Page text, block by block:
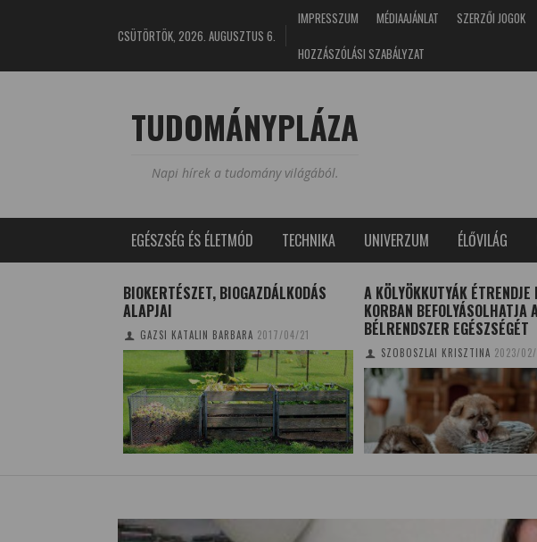
CSÜTÖRTÖK, 2026. AUGUSZTUS 6.
IMPRESSZUM MÉDIAAJÁNLAT SZERZŐI JOGOK
HOZZÁSZÓLÁSI SZABÁLYZAT
TUDOMÁNYPLÁZA
Napi hírek a tudomány világából.
EGÉSZSÉG ÉS ÉLETMÓD TECHNIKA UNIVERZUM ÉLŐVILÁG
BIOKERTÉSZET, BIOGAZDÁLKODÁS
ALAPJAI
GAZSI KATALIN BARBARA 2017/04/21
A KÖLYÖKKUTYÁK ÉTRENDJE
KORBAN BEFOLYÁSOLHATJA
BÉLRENDSZER EGÉSZSÉGÉT
SZOBOSZLAI KRISZTINA 2023/02/